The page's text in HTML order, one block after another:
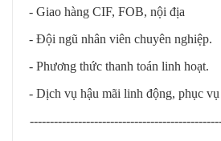
- Giao hàng CIF, FOB, nội địa
- Đội ngũ nhân viên chuyên nghiệp.
- Phương thức thanh toán linh hoạt.
- Dịch vụ hậu mãi linh động, phục